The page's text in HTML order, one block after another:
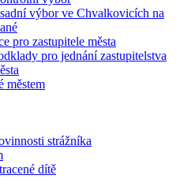
výbor ve Chvalkovicích na
pro zastupitele města
pro jednání zastupitelstva
městem
strážníka
dítě